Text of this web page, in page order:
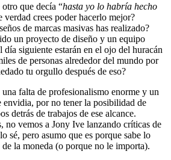
que decía “hasta yo lo habría hecho
crees poder hacerlo mejor?
de marcas masivas has realizado?
un proyecto de diseño y un equipo
día siguiente estarán en el ojo del huracán
de personas alrededor del mundo por
tu orgullo después de eso?
falta de profesionalismo enorme y un
envidia, por no tener la posibilidad de
detrás de trabajos de ese alcance.
no vemos a Jony Ive lanzando críticas de
sé, pero asumo que es porque sabe lo
la moneda (o porque no le importa).